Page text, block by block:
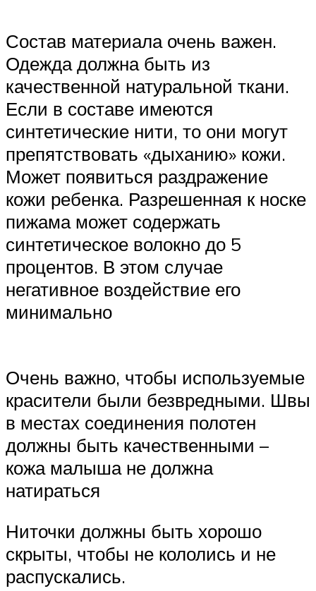
Состав материала очень важен.
Одежда должна быть из
качественной натуральной ткани.
Если в составе имеются
синтетические нити, то они могут
препятствовать «дыханию» кожи.
Может появиться раздражение
кожи ребенка. Разрешенная к носке
пижама может содержать
синтетическое волокно до 5
процентов. В этом случае
негативное воздействие его
минимально
Очень важно, чтобы используемые
красители были безвредными. Швы
в местах соединения полотен
должны быть качественными –
кожа малыша не должна
натираться
Ниточки должны быть хорошо
скрыты, чтобы не кололись и не
распускались.